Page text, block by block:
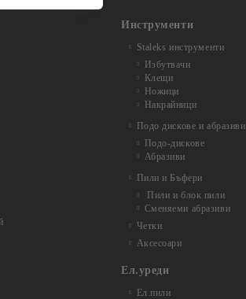
Инструменти
Staleks инструменти
Избутвачи
Клещи
Ножици
Накрайници
Подо дискове и абразиви
Подо-дискове
Абразиви
Пили и Бъфери
Пили и блок пили
Сменяеми абразиви
Четки
Аксесоари
Ел.уреди
Ел.пили